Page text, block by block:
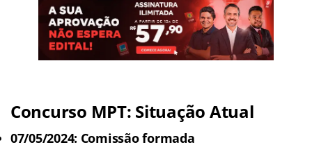
Concurso MPT: Situação Atual
07/05/2024: Comissão formada